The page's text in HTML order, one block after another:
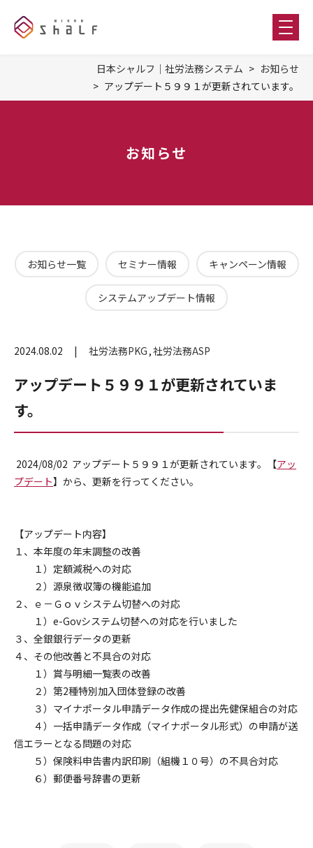
日本シャルフ｜社労法務システム
お知らせ
アップデート５９９１が更新されています。
お知らせ
お知らせ一覧 セミナー情報 キャンペーン情報
システムアップデート情報
2024.08.02 社労法務PKG 社労法務ASP
アップデート５９９１が更新されていま
す。
2024/08/02 アップデート５９９１が更新されています。【アッ
プデート】から、更新を行ってください。
【アップデート内容】
１、本年度の年末調整の改善
１）定額減税への対応
２）源泉徴収簿の機能追加
２、ｅ－Ｇｏｖシステム切替への対応
１）e-Govシステム切替への対応を行いました
３、全銀銀行データの更新
４、その他改善と不具合の対応
１）賞与明細一覧表の改善
２）第2種特別加入団体登録の改善
３）マイナポータル申請データ作成の提出先健保組合の対応
４）一括申請データ作成（マイナポータル形式）の申請が送
信エラーとなる問題の対応
５）保険料申告書内訳印刷（組機１０号）の不具合対応
６）郵便番号辞書の更新